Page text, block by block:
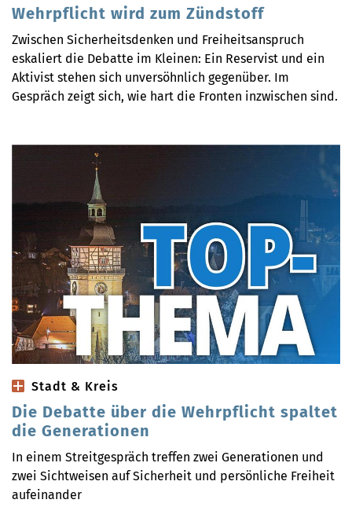
Wehrpflicht wird zum Zündstoff
Zwischen Sicherheitsdenken und Freiheitsanspruch
eskaliert die Debatte im Kleinen: Ein Reservist und ein
Aktivist stehen sich unversöhnlich gegenüber. Im
Gespräch zeigt sich, wie hart die Fronten inzwischen sind.
Stadt & Kreis
Die Debatte über die Wehrpflicht spaltet
die Generationen
In einem Streitgespräch treffen zwei Generationen und
zwei Sichtweisen auf Sicherheit und persönliche Freiheit
aufeinander